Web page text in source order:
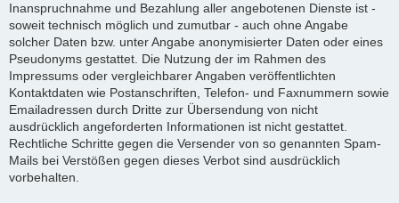
Inanspruchnahme und Bezahlung aller angebotenen Dienste ist -
soweit technisch möglich und zumutbar - auch ohne Angabe
solcher Daten bzw. unter Angabe anonymisierter Daten oder eines
Pseudonyms gestattet. Die Nutzung der im Rahmen des
Impressums oder vergleichbarer Angaben veröffentlichten
Kontaktdaten wie Postanschriften, Telefon- und Faxnummern sowie
Emailadressen durch Dritte zur Übersendung von nicht
ausdrücklich angeforderten Informationen ist nicht gestattet.
Rechtliche Schritte gegen die Versender von so genannten Spam-
Mails bei Verstößen gegen dieses Verbot sind ausdrücklich
vorbehalten.